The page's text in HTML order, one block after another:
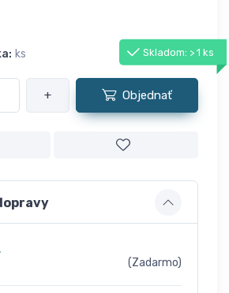
ks Skladom: > 1 ks
+ Objednať
(Zadarmo)